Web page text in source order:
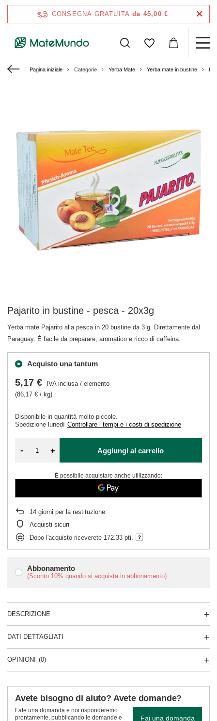
CONSEGNA GRATUITA da 45,00 €
Pagina iniziale Categorie Yerba Mate Yerba mate in bustine
Pajarito in bustine - pesca - 20x3g
Yerba mate Pajarito alla pesca in 20 bustine da 3 g. Direttamente dal
Paraguay. È facile da preparare, aromatico e ricco di caffeina.
Acquisto una tantum
Abbonamento
(Sconto 10% quando si acquista in abbonamento)
Disponibile in quantità molto piccole
Spedizione lunedì Controllare i tempi e i costi di spedizione
5,17 € IVA inclusa/ elemento
(86,17 € / kg)
- + Aggiungi al carrello
È possibile acquistare anche utilizzando:
14 giorni per la restituzione
Acquisti sicuri
Dopo l'acquisto riceverete 172.33 pti.
DESCRIZIONE
DATI DETTAGLIATI
OPINIONI (0)
Avete bisogno di aiuto? Avete domande?
Fate una domanda e noi risponderemo
prontamente, pubblicando le domande e
Fai una domanda